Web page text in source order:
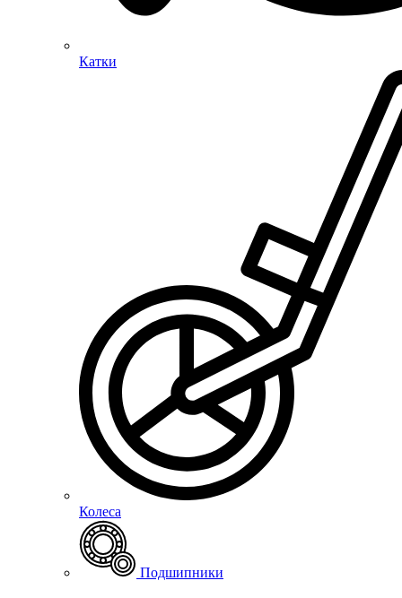
Катки
Колеса
Подшипники